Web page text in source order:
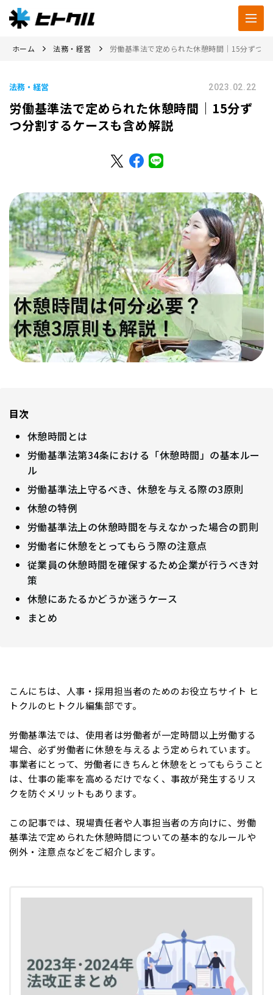
ホーム 法務・経営 労働基準法で定められた休憩時間｜15分ずつ
法務・経営 2023.02.22
労働基準法で定められた休憩時間｜15分ず
つ分割するケースも含め解説
目次
休憩時間とは
労働基準法第34条における「休憩時間」の基本ルー
ル
労働基準法上守るべき、休憩を与える際の3原則
休憩の特例
労働基準法上の休憩時間を与えなかった場合の罰則
労働者に休憩をとってもらう際の注意点
従業員の休憩時間を確保するため企業が行うべき対
策
休憩にあたるかどうか迷うケース
まとめ
こんにちは、人事・採用担当者のためのお役立ちサイト ヒ
トクルのヒトクル編集部です。
労働基準法では、使用者は労働者が一定時間以上労働する
場合、必ず労働者に休憩を与えるよう定められています。
事業者にとって、労働者にきちんと休憩をとってもらうこと
は、仕事の能率を高めるだけでなく、事故が発生するリス
クを防ぐメリットもあります。
この記事では、現場責任者や人事担当者の方向けに、労働
基準法で定められた休憩時間についての基本的なルールや
例外・注意点などをご紹介します。